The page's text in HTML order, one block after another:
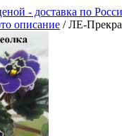
описание / ЛЕ-